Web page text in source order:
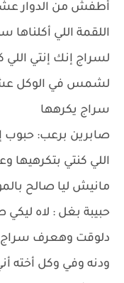
أطفش من الدوار
اللقمة اللي
لسراج إنك إنتي
لشمس في الوكل
سراج يكرهها
صابرين برعب: حبوب
اللي كنتي
مانيش ليا صالح
حبيبة بغل : لاه ليكي
دلوقت وهعرف سراج
ودنه وفي وكل أخته